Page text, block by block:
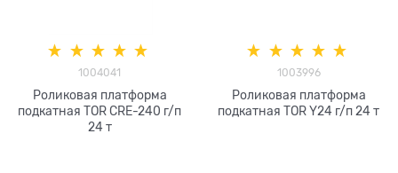
1004041
Роликовая платформа
подкатная TOR CRE-240 г/п
24 т
1003996
Роликовая платформа
подкатная TOR Y24 г/п 24 т